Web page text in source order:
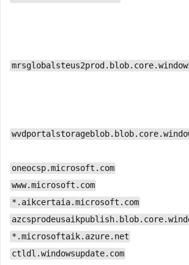
oneocsp.microsoft.com
www.microsoft.com
*.aikcertaia.microsoft.com
*.microsoftaik.azure.net
ctldl.windowsupdate.com